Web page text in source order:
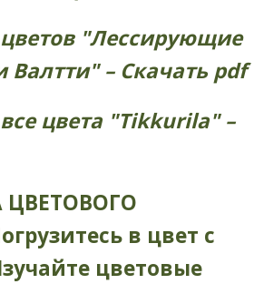
цветов "Лессирующие
Валтти" – Скачать pdf
цвета "Tikkurila" –
в цвет с
цветовые